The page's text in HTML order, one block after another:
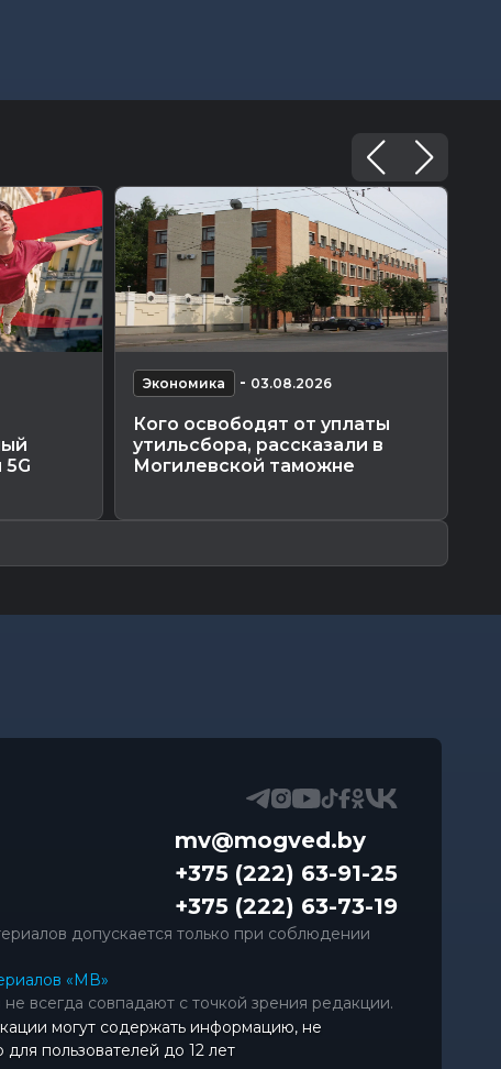
Экономика - 03.08.2026
Кого освободят от уплаты
утильсбора, рассказали в
Могилевской таможне
mv@mogved.by
+375 (222) 63-91-25
+375 (222) 63-73-19
допускается только при соблюдении
«МВ»
всегда совпадают с точкой зрения редакции.
могут содержать информацию, не
пользователей до 12 лет